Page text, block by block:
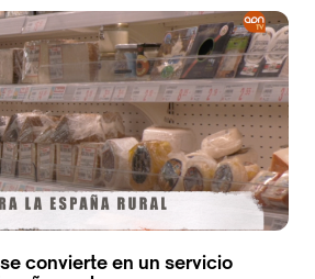
convierte en un servicio